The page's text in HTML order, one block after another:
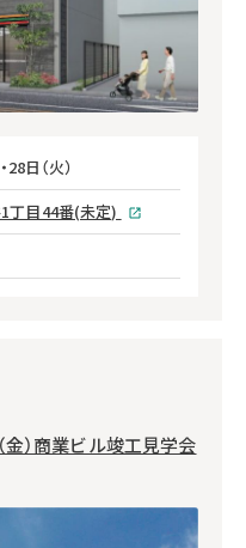
日（火）
丁目44番(未定)
金）商業ビル竣工見学会